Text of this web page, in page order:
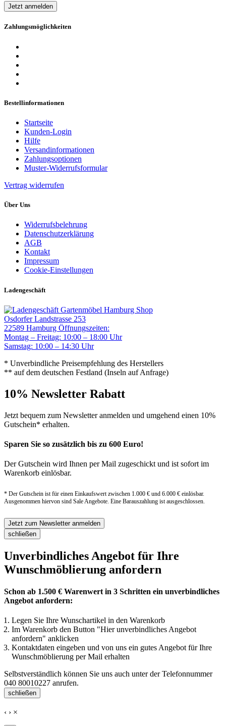
Jetzt anmelden
Zahlungsmöglichkeiten
Bestellinformationen
Startseite
Kunden-Login
Hilfe
Versandinformationen
Zahlungsoptionen
Muster-Widerrufsformular
Vertrag widerrufen
Über Uns
Widerrufsbelehrung
Datenschutzerklärung
AGB
Kontakt
Impressum
Cookie-Einstellungen
Ladengeschäft
Gartenmöbel Hamburg Shop
Osdorfer Landstrasse 253
22589 Hamburg Öffnungszeiten:
Montag – Freitag: 10:00 – 18:00 Uhr
Samstag: 10:00 – 14:30 Uhr
* Unverbindliche Preisempfehlung des Herstellers
** auf dem deutschen Festland (Inseln auf Anfrage)
10% Newsletter Rabatt
Jetzt bequem zum Newsletter anmelden und umgehend einen 10%
Gutschein* erhalten.
Sparen Sie so zusätzlich bis zu 600 Euro!
Der Gutschein wird Ihnen per Mail zugeschickt und ist sofort im
Warenkorb einlösbar.
* Der Gutschein ist für einen Einkaufswert zwischen 1.000 € und 6.000 € einlösbar.
Ausgenommen hiervon sind Sale Angebote. Eine Barauszahlung ist ausgeschlossen.
Jetzt zum Newsletter anmelden
schließen
Unverbindliches Angebot für Ihre
Wunschmöblierung anfordern
Schon ab 1.500 € Warenwert in 3 Schritten ein unverbindliches
Angebot anfordern:
Legen Sie Ihre Wunschartikel in den Warenkorb
Im Warenkorb den Button "Hier unverbindliches Angebot
anfordern" anklicken
Kontaktdaten eingeben und von uns ein gutes Angebot für Ihre
Wunschmöblierung per Mail erhalten
Selbstverständlich können Sie uns auch unter der Telefonnummer
040 80010227 anrufen.
schließen
‹ › ×